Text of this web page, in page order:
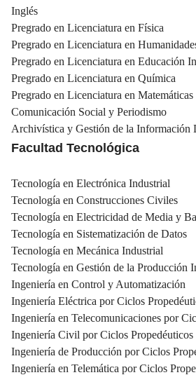
Inglés
Pregrado en Licenciatura en Física
Pregrado en Licenciatura en
Pregrado en Licenciatura en Educación
Pregrado en Licenciatura en Química
Pregrado en Licenciatura en Matemáticas
Comunicación Social y Periodismo
Archivística y Gestión de la Información
Facultad Tecnológica
Tecnología en Electrónica Industrial
Tecnología en Construcciones Civiles
Tecnología en Electricidad de Media y
Tecnología en Sistematización de Datos
Tecnología en Mecánica Industrial
Tecnología en Gestión de la Producción
Ingeniería en Control y Automatización
Ingeniería Eléctrica por Ciclos
Ingeniería en Telecomunicaciones por
Ingeniería Civil por Ciclos Propedéuticos
Ingeniería de Producción por Ciclos
Ingeniería en Telemática por Ciclos